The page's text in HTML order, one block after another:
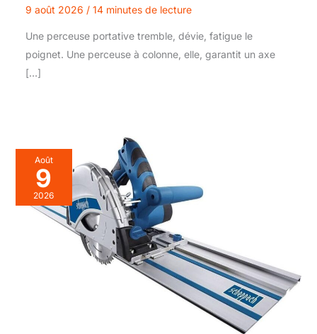
9 août 2026 / 14 minutes de lecture
Une perceuse portative tremble, dévie, fatigue le
poignet. Une perceuse à colonne, elle, garantit un axe
[…]
Août
9
2026